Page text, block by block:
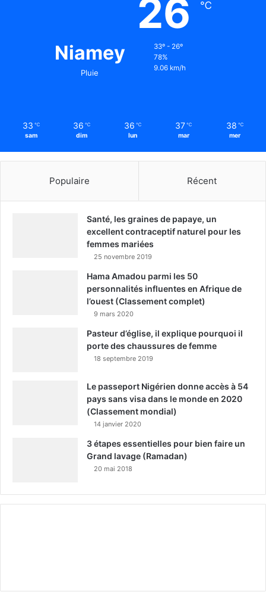
Niamey
Pluie
26 ℃
33º - 26º
78%
9.06 km/h
33 ℃
sam
36 ℃
dim
36 ℃
lun
37 ℃
mar
38 ℃
mer
Populaire Récent
Santé, les graines de papaye, un
excellent contraceptif naturel pour les
femmes mariées
25 novembre 2019
Hama Amadou parmi les 50
personnalités influentes en Afrique de
l’ouest (Classement complet)
9 mars 2020
Pasteur d’église, il explique pourquoi il
porte des chaussures de femme
18 septembre 2019
Le passeport Nigérien donne accès à 54
pays sans visa dans le monde en 2020
(Classement mondial)
14 janvier 2020
3 étapes essentielles pour bien faire un
Grand lavage (Ramadan)
20 mai 2018